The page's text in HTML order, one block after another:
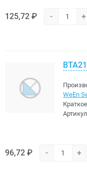
125,72 ₽ - +
WeEn
96,72 ₽ - +